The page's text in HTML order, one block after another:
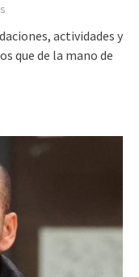
actividades y
que de la mano de